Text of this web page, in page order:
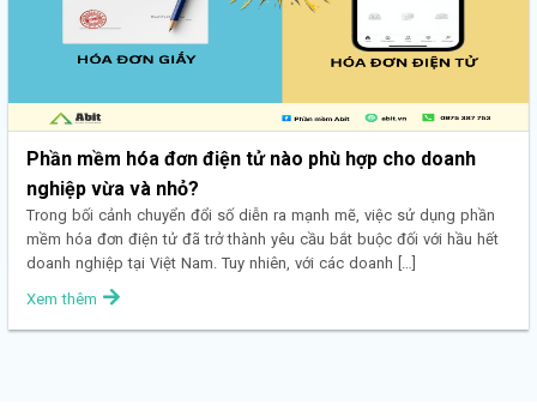
Phần mềm hóa đơn điện tử nào phù hợp cho doanh
nghiệp vừa và nhỏ?
Trong bối cảnh chuyển đổi số diễn ra mạnh mẽ, việc sử dụng phần
mềm hóa đơn điện tử đã trở thành yêu cầu bắt buộc đối với hầu hết
doanh nghiệp tại Việt Nam. Tuy nhiên, với các doanh […]
Xem thêm